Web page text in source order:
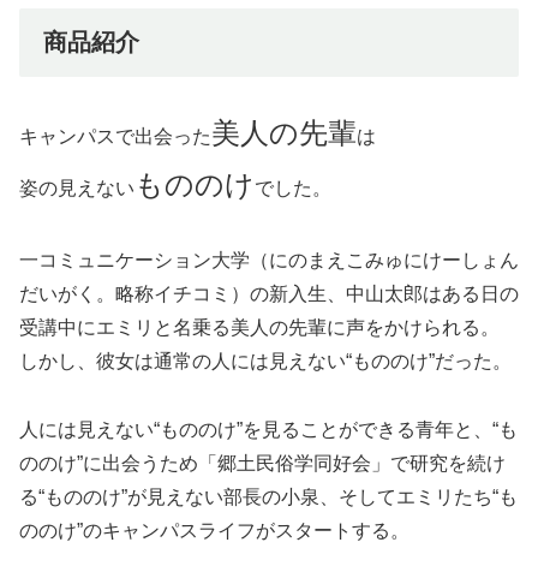
商品紹介
キャンパスで出会った美人の先輩は
姿の見えない もののけ でした。
一コミュニケーション大学（にのまえこみゅにけーしょん
だいがく。略称イチコミ）の新入生、中山太郎はある日の
受講中にエミリと名乗る美人の先輩に声をかけられる。
しかし、彼女は通常の人には見えない“もののけ”だった。
人には見えない“もののけ”を見ることができる青年と、“も
ののけ”に出会うため「郷土民俗学同好会」で研究を続け
る“もののけ”が見えない部長の小泉、そしてエミリたち“も
ののけ”のキャンパスライフがスタートする。